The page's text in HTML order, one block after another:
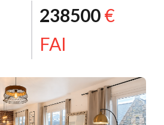
238500€
FAI